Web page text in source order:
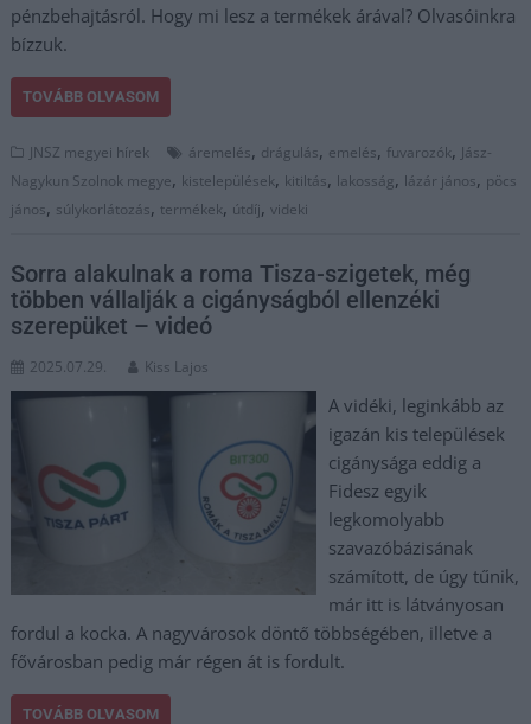
pénzbehajtásról. Hogy mi lesz a termékek árával? Olvasóinkra
bízzuk.
TOVÁBB OLVASOM
JNSZ megyei hírek áremelés, drágulás, emelés, fuvarozók, Jász-
Nagykun Szolnok megye, kistelepülések, kitiltás, lakosság, lázár jános, pöcs
jános, súlykorlátozás, termékek, útdíj,videki
Sorra alakulnak a roma Tisza-szigetek, még
többen vállalják a cigányságból ellenzéki
szerepüket – videó
2025.07.29. Kiss Lajos
A vidéki, leginkább az
igazán kis települések
cigánysága eddig a
Fidesz egyik
legkomolyabb
szavazóbázisának
számított, de úgy tűnik,
már itt is látványosan
fordul a kocka. A nagyvárosok döntő többségében, illetve a
fővárosban pedig már régen át is fordult.
TOVÁBB OLVASOM